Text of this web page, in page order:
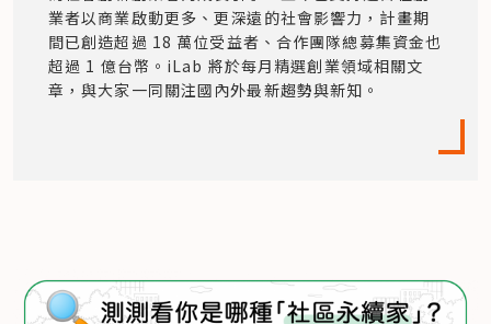
業者以商業啟動更多、更深遠的社會影響力，計畫期
間已創造超過 18 萬位受益者、合作團隊總募集資金也
超過 1 億台幣。iLab 將於每月精選創業領域相關文
章，與大家一同關注國內外最新趨勢與新知。